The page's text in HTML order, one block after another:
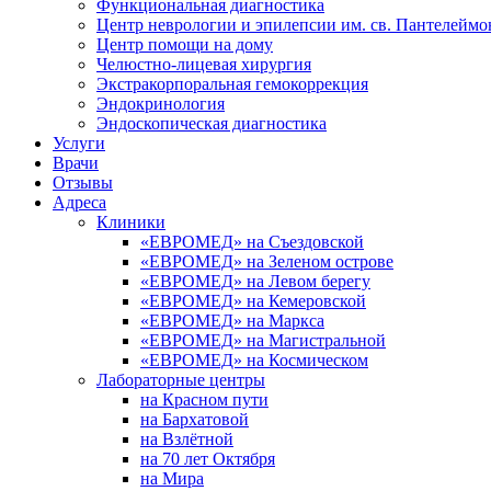
Функциональная диагностика
Центр неврологии и эпилепсии им. св.
Центр помощи на дому
Челюстно-лицевая хирургия
Экстракорпоральная гемокоррекция
Эндокринология
Эндоскопическая диагностика
Услуги
Врачи
Отзывы
Адреса
Клиники
«ЕВРОМЕД» на Съездовской
«ЕВРОМЕД» на Зеленом острове
«ЕВРОМЕД» на Левом берегу
«ЕВРОМЕД» на Кемеровской
«ЕВРОМЕД» на Маркса
«ЕВРОМЕД» на Магистральной
«ЕВРОМЕД» на Космическом
Лабораторные центры
на Красном пути
на Бархатовой
на Взлётной
на 70 лет Октября
на Мира